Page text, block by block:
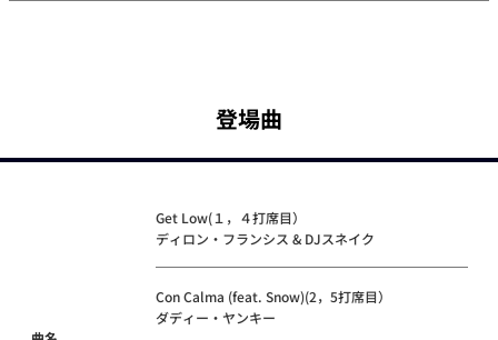
登場曲
Get Low(１，４打席目）
ディロン・フランシス & DJスネイク
Con Calma (feat. Snow)(2，5打席目）
ダディー・ヤンキー